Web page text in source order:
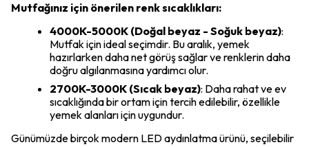
Mutfağınız için önerilen renk sıcaklıkları:
4000K-5000K (Doğal beyaz - Soğuk beyaz):
Mutfak için ideal seçimdir. Bu aralık, yemek
hazırlarken daha net görüş sağlar ve renklerin daha
doğru algılanmasına yardımcı olur.
2700K-3000K (Sıcak beyaz): Daha rahat ve ev
sıcaklığında bir ortam için tercih edilebilir, özellikle
yemek alanları için uygundur.
Günümüzde birçok modern LED aydınlatma ürünü, seçilebilir